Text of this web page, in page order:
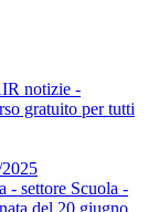
notizie -
gratuito per tutti
- settore Scuola -